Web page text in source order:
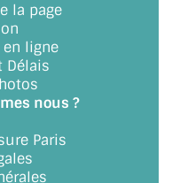
la page
ligne
Délais
nous ?
Paris